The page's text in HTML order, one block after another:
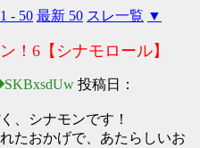
1 - 50 最新 50 スレ一覧 ▼
！6【シナモロール】
SKBxsdUw 投稿日：
、シナモンです！
たおかげで、あたらしいお